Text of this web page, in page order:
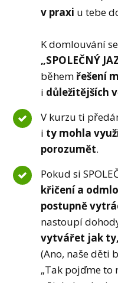
v praxi u tebe
K domlouvání
„SPOLEČNÝ
během řešení
i důležitějších
V kurzu ti
i ty mohla
porozumět.
Pokud si
křičení a
postupně
nastoupí
vytvářet jak
(Ano, naše děti
„Tak pojďme to